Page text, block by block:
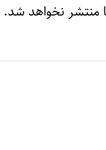
منتشر نخواهد شد.